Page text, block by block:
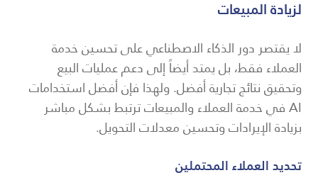
لزيادة المبيعات
لا يقتصر دور الذكاء الاصطناعي على تحسين خدمة
العملاء فقط، بل يمتد أيضاً إلى دعم عمليات البيع
وتحقيق نتائج تجارية أفضل. ولهذا فإن أفضل استخدامات
AI في خدمة العملاء والمبيعات ترتبط بشكل مباشر
بزيادة الإيرادات وتحسين معدلات التحويل.
تحديد العملاء المحتملين